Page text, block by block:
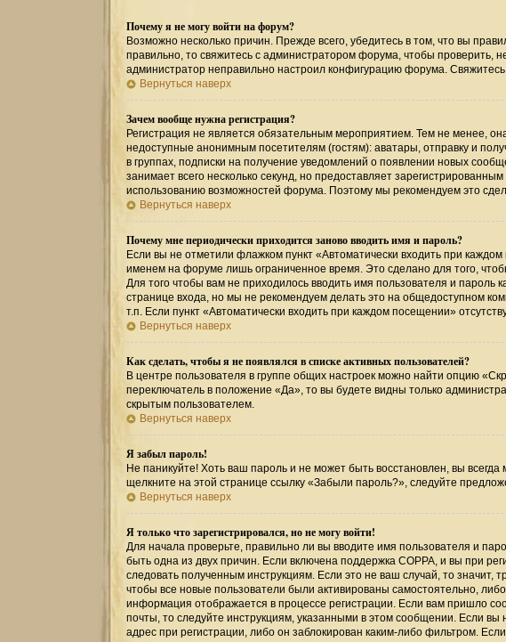
Почему я не могу войти на форум?
Возможно несколько причин. Прежде всего, убедитесь в том, что вы
правильно, то свяжитесь с администратором форума, чтобы проверить,
администратор неправильно настроил конфигурацию форума.
Вернуться наверх
Зачем вообще нужна регистрация?
Регистрация не является обязательным мероприятием. Тем не менее,
недоступные анонимным посетителям (гостям): аватары, отправку и
в группах, подписки на получение уведомлений о появлении новых
занимает всего несколько секунд, но предоставляет
использованию возможностей форума. Поэтому мы рекомендуем это
Вернуться наверх
Почему мне периодически приходится заново вводить имя и пароль?
Если вы не отметили флажком пункт «Автоматически входить при
именем на форуме лишь ограниченное время. Это сделано для того,
Для того чтобы вам не приходилось вводить имя пользователя и
странице входа, но мы не рекомендуем делать это на общедоступном
т.п. Если пункт «Автоматически входить при каждом посещении»
Вернуться наверх
Как сделать, чтобы я не появлялся в списке активных пользователей?
В центре пользователя в группе общих настроек можно найти опцию
переключатель в положение «Да», то вы будете видны только
скрытым пользователем.
Вернуться наверх
Я забыл пароль!
Не паникуйте! Хоть ваш пароль и не может быть восстановлен, вы
щелкните на этой странице ссылку «Забыли пароль?», следуйте
Вернуться наверх
Я только что зарегистрировался, но не могу войти!
Для начала проверьте, правильно ли вы вводите имя пользователя и
быть одна из двух причин. Если включена поддержка COPPA, и вы при
следовать полученным инструкциям. Если это не ваш случай, то значит,
чтобы все новые пользователи были активированы самостоятельно,
информация отображается в процессе регистрации. Если вам пришло
почты, то следуйте инструкциям, указанными в этом сообщении. Если
адрес при регистрации, либо он заблокирован каким-либо фильтром.